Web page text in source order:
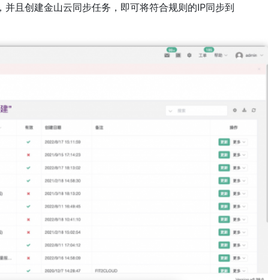
且创建金山云同步任务，即可将符合规则的IP同步到